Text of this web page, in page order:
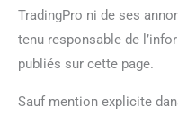
TradingPro ni de ses
tenu responsable de
publiés sur cette page.
Sauf mention explicite